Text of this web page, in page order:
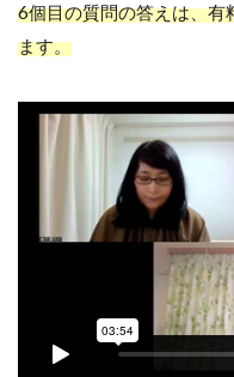
6個目の質問の答えは、有
ます。